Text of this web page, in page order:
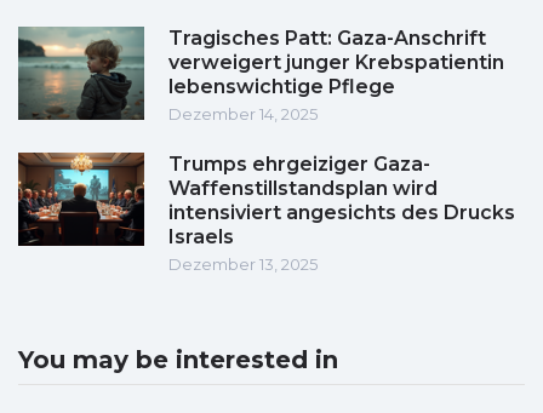
Tragisches Patt: Gaza-Anschrift
verweigert junger Krebspatientin
lebenswichtige Pflege
Dezember 14, 2025
Trumps ehrgeiziger Gaza-
Waffenstillstandsplan wird
intensiviert angesichts des Drucks
Israels
Dezember 13, 2025
You may be interested in